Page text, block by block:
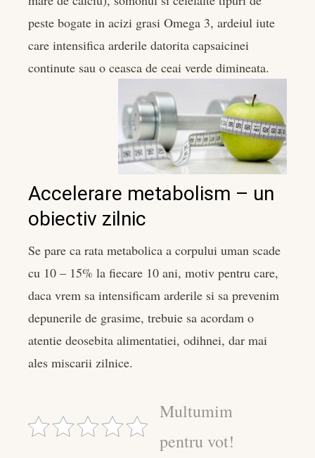
peste bogate in acizi grasi Omega 3, ardeiul iute
care intensifica arderile datorita capsaicinei
continute sau o ceasca de ceai verde dimineata.
Accelerare metabolism – un
obiectiv zilnic
Se pare ca rata metabolica a corpului uman scade
cu 10 – 15% la fiecare 10 ani, motiv pentru care,
daca vrem sa intensificam arderile si sa prevenim
depunerile de grasime, trebuie sa acordam o
atentie deosebita alimentatiei, odihnei, dar mai
ales miscarii zilnice.
Multumim
pentru vot!